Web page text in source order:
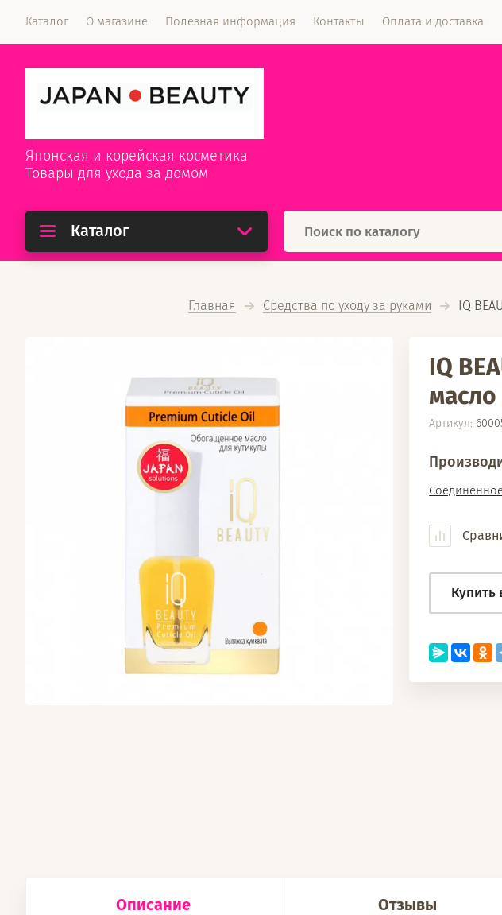
Каталог О магазине Полезная информация Контакты Оплата и доставка
Японская и корейская косметика
Товары для ухода за домом
Каталог
Главная Средства по уходу за руками
IQ
IQ
масло
Артикул:
Купить
Описание Отзывы